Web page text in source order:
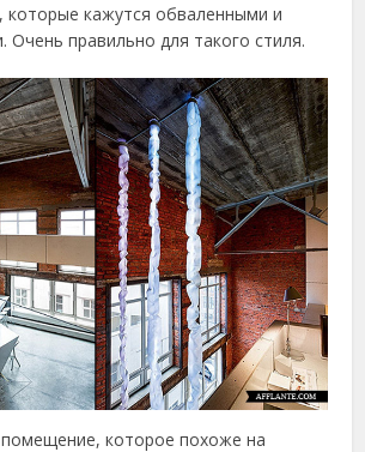
которые кажутся обваленными и
Очень правильно для такого стиля.
которое похоже на